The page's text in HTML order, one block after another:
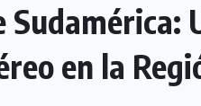
en la